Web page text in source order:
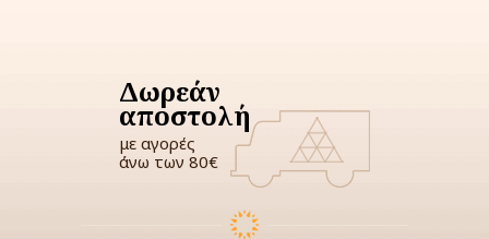
Δωρεάν
αποστολή
με αγορές
άνω των 80€